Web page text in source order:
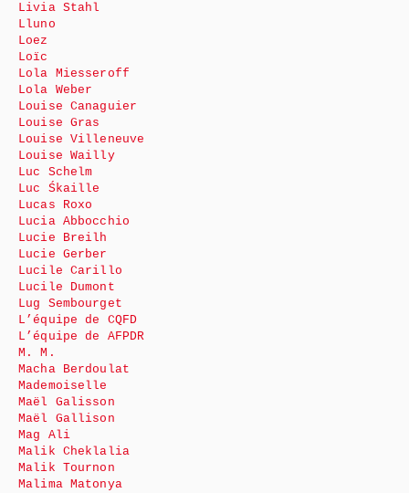
Livia Stahl
Lluno
Loez
Loïc
Lola Miesseroff
Lola Weber
Louise Canaguier
Louise Gras
Louise Villeneuve
Louise Wailly
Luc Schelm
Luc Śkaille
Lucas Roxo
Lucia Abbocchio
Lucie Breilh
Lucie Gerber
Lucile Carillo
Lucile Dumont
Lug Sembourget
L’équipe de CQFD
L’équipe de AFPDR
M. M.
Macha Berdoulat
Mademoiselle
Maël Galisson
Maël Gallison
Mag Ali
Malik Cheklalia
Malik Tournon
Malima Matonya